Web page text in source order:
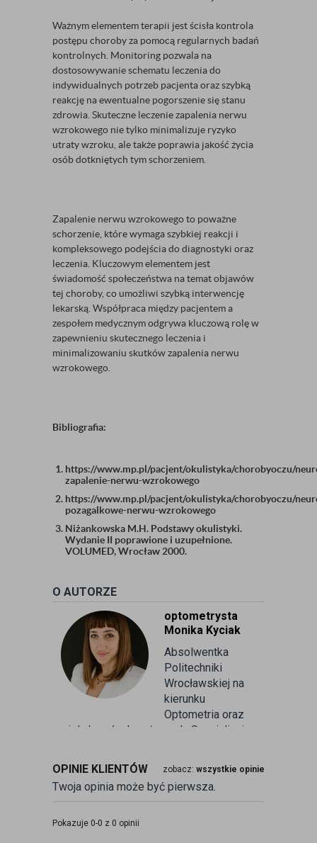
Ważnym elementem terapii jest ścisła kontrola
postępu choroby za pomocą regularnych badań
kontrolnych. Monitoring pozwala na
dostosowywanie schematu leczenia do
indywidualnych potrzeb pacjenta oraz szybką
reakcję na ewentualne pogorszenie się stanu
zdrowia. Skuteczne leczenie zapalenia nerwu
wzrokowego nie tylko minimalizuje ryzyko
utraty wzroku, ale także poprawia jakość życia
osób dotkniętych tym schorzeniem.
Zapalenie nerwu wzrokowego to poważne
schorzenie, które wymaga szybkiej reakcji i
kompleksowego podejścia do diagnostyki oraz
leczenia. Kluczowym elementem jest
świadomość społeczeństwa na temat objawów
tej choroby, co umożliwi szybką interwencję
lekarską. Współpraca między pacjentem a
zespołem medycznym odgrywa kluczową rolę w
zapewnieniu skutecznego leczenia i
minimalizowaniu skutków zapalenia nerwu
wzrokowego.
Bibliografia:
https://www.mp.pl/pacjent/okulistyka/chorobyoczu/
zapalenie-nerwu-wzrokowego
https://www.mp.pl/pacjent/okulistyka/chorobyoczu/
pozagalkowe-nerwu-wzrokowego
Niżankowska M.H. Podstawy okulistyki.
Wydanie II poprawione i uzupełnione.
VOLUMED, Wrocław 2000.
O AUTORZE
optometrysta
Monika Kyciak
Absolwentka
Politechniki
Wrocławskiej na
kierunku
Optometria oraz
wielu kursów branżowych. Specjalizuje
kontaktologii, czyli dobieraniu
soczewek kontaktowych miękkich. Od
ponad 10 lat pracuje w branży
optometrysta pracujący w gabinecie.
OPINIE KLIENTÓW zobacz: wszystkie opinie
Twoja opinia może być pierwsza.
Pokazuje 0-0 z 0 opinii